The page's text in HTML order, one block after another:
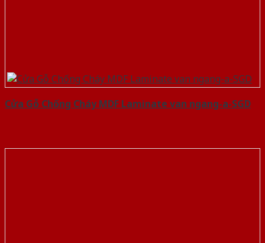
Cửa Gỗ Chống Cháy MDF Laminate van ngang-a-SGD